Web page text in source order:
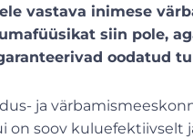
vastava inimese
siin pole,
oodatud
ja
on soov kuluefektiivselt